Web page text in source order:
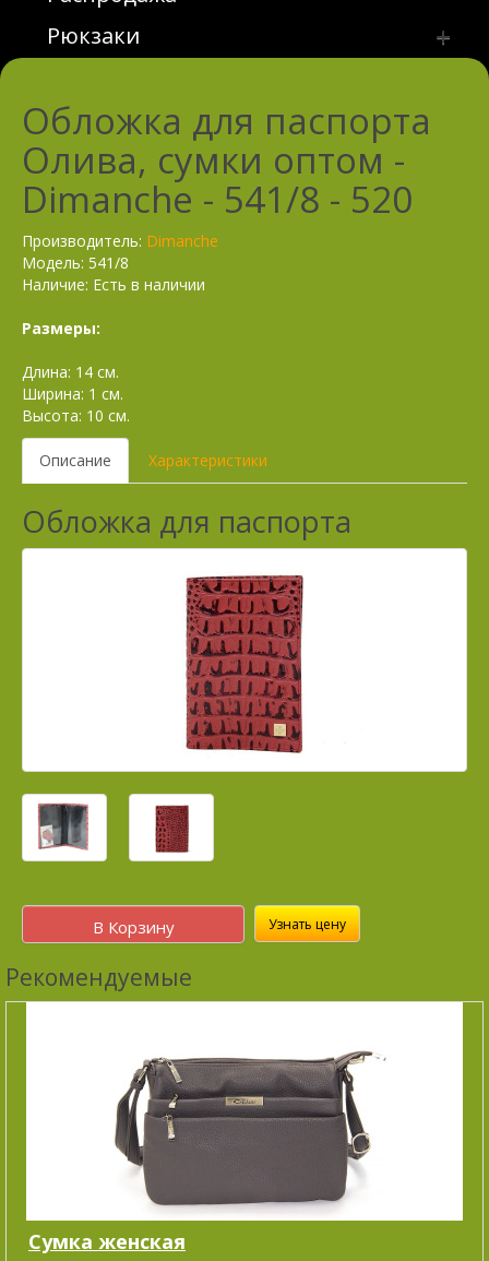
Текстильная сумка
Рюкзаки
Рюкзаки из натуральной кожи
Рюкзаки текстильные
Рюкзаки школьные
Обложка для паспорта
Олива, сумки оптом -
Dimanche - 541/8 - 520
Производитель: Dimanche
Модель: 541/8
Наличие: Есть в наличии
Размеры:
Длина: 14 см.
Ширина: 1 см.
Высота: 10 см.
Описание Характеристики
Обложка для паспорта
В Корзину Узнать цену
Рекомендуемые
Сумка женская